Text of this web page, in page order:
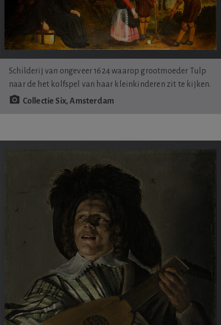
Schilderij van ongeveer 1624 waarop grootmoeder Tulp
naar de het kolfspel van haar kleinkinderen zit te kijken.
Collectie Six, Amsterdam